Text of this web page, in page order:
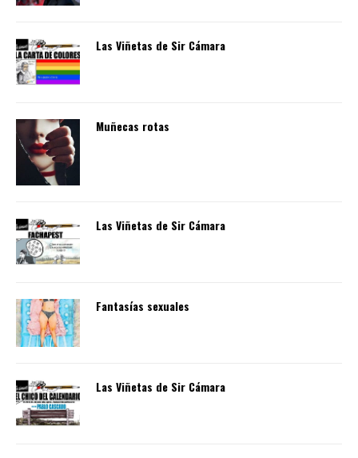
Las Viñetas de Sir Cámara
Muñecas rotas
Las Viñetas de Sir Cámara
Fantasías sexuales
Las Viñetas de Sir Cámara